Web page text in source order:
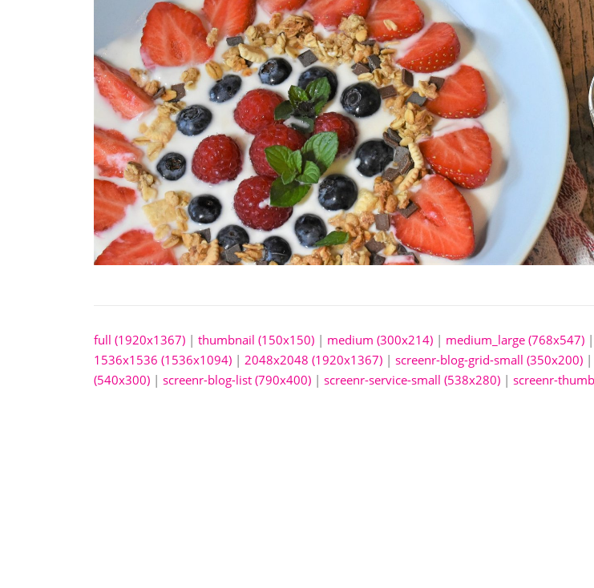
full (1920x1367) | thumbnail (150x150) | medium (300x214) | medium_large (768x547) |
1536x1536 (1536x1094) | 2048x2048 (1920x1367) | screenr-blog-grid-small (350x200) |
(540x300) | screenr-blog-list (790x400) | screenr-service-small (538x280) | screenr-